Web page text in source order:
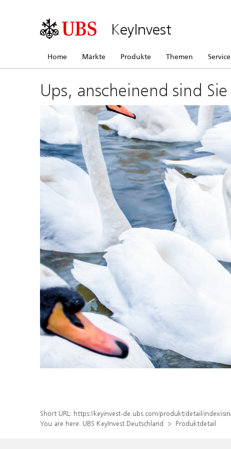
KeyInvest
Home Märkte Produkte Themen Service
Ups, anscheinend sind
Short URL: https://keyinvest-de.ubs.com/produkt/detail/index/
You are here: UBS KeyInvest Deutschland Produktdetail